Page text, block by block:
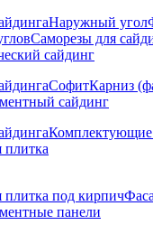
Наружный угол
Саморезы для
сайдинг
СофитКарниз
сайдинг
Комплектующие
плитка
плитка под кирпич
панели